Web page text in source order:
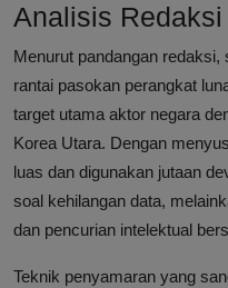
Analisis Redaksi
Menurut pandangan
rantai pasokan perangkat
target utama aktor negara
Korea Utara. Dengan
luas dan digunakan jutaan
soal kehilangan data,
dan pencurian intelektual
Teknik penyamaran yang